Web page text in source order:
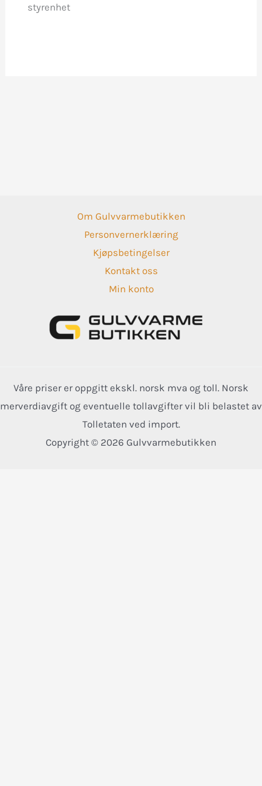
styrenhet
Om Gulvvarmebutikken
Personvernerklæring
Kjøpsbetingelser
Kontakt oss
Min konto
Våre priser er oppgitt ekskl. norsk mva og toll. Norsk
merverdiavgift og eventuelle tollavgifter vil bli belastet av
Tolletaten ved import.
Copyright © 2026 Gulvvarmebutikken